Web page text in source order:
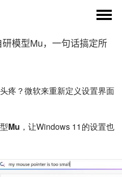
模型Mu，一句话搞定所
疼？微软来重新定义设置界面
Mu ，让Windows 11的设置也